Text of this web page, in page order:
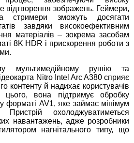
відтворення зображень. Геймери,
стримери зможуть досягати
завдяки високоефективним
матеріалів – зокрема засобам
8K HDR і прискорення роботи з
мультимедійному рушію та
Nitro Intel Arc A380 сприяє
контенту й надихає користувачів
цього, вона підтримує обробку
у форматі AV1, яке займає мінімум
охолоджуватиметься
навантажень, адже розробники
нагнітального типу, що